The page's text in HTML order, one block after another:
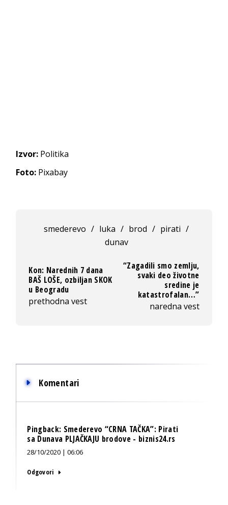
Izvor: Politika
Foto: Pixabay
smederevo / luka / brod / pirati /
dunav
Kon: Narednih 7 dana
BAŠ LOŠE, ozbiljan SKOK
u Beogradu
prethodna vest
“Zagadili smo zemlju,
svaki deo životne
sredine je
katastrofalan…”
naredna vest
Komentari
Pingback: Smederevo “CRNA TAČKA”: Pirati
sa Dunava PLJAČKAJU brodove - biznis24.rs
28/10/2020 | 06:06
Odgovori